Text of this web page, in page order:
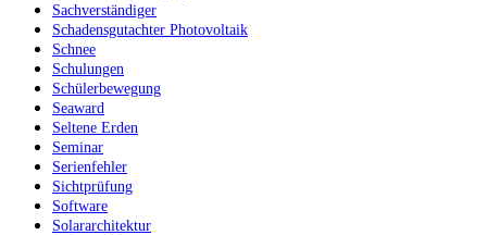
Sachverständiger
Schadensgutachter Photovoltaik
Schnee
Schulungen
Schülerbewegung
Seaward
Seltene Erden
Seminar
Serienfehler
Sichtprüfung
Software
Solararchitektur